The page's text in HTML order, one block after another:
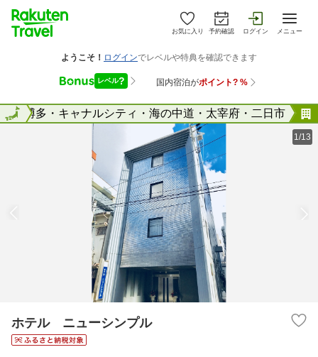
お気に入り 予約確認 ログイン メニュー
博多・キャナルシティ・海の中道・太宰府・二日市
全国
1/13
ホテル ニューシンプル